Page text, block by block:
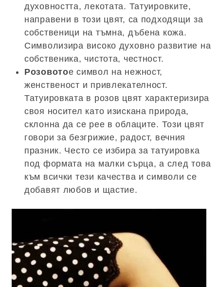
духовността, лекотата. Татуировките,
направени в този цвят, са подходящи за
собственици на тъмна, дъбена кожа.
Символизира високо духовно развитие на
собственика, чистота, честност.
Розовотое символ на нежност,
женственост и привлекателност.
Татуировката в розов цвят характеризира
своя носител като изискана природа,
склонна да се рее в облаците. Този цвят
говори за безгрижие, радост, вечния
празник. Често се избира за татуировка
под формата на малки сърца, а след това
към всички тези качества и символи се
добавят любов и щастие.